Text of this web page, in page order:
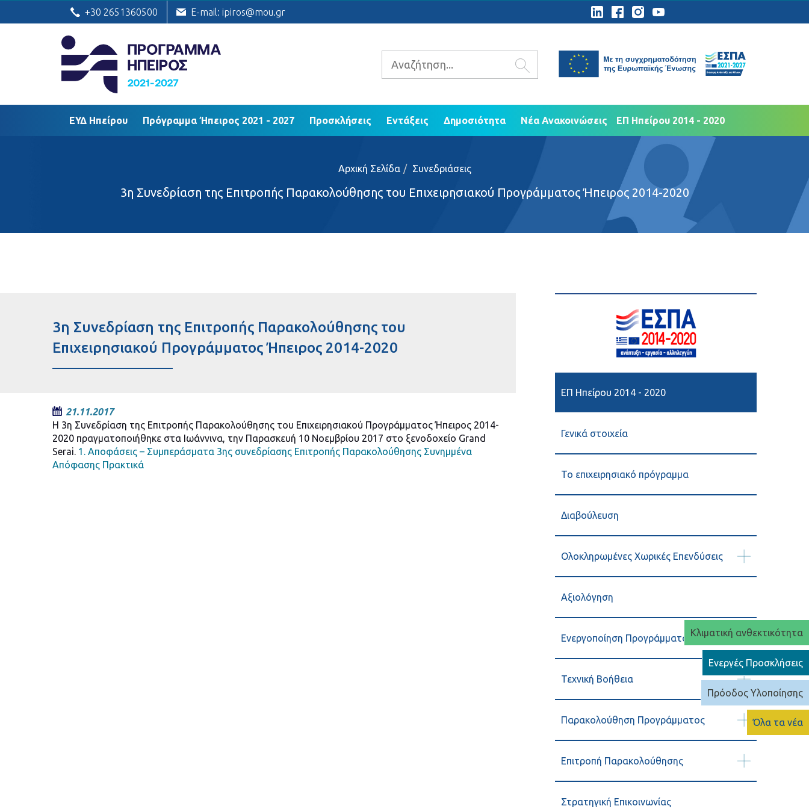
ΕΥΔ Ηπείρου Πρόγραμμα Ήπειρος 2021 - 2027 Δημοσιότητα
Νέα Ανακοινώσεις
Κλιματική ανθεκτικότητα
Ενεργές Προσκλήσεις
Πρόοδος Υλοποίησης
Όλα τα νέα
+30 2651360500 E-mail: ipiros@mou.gr
ΕΥΔ Ηπείρου Πρόγραμμα Ήπειρος 2021 - 2027 Προσκλήσεις Εντάξεις Δημοσιότητα Νέα Ανακοινώσεις ΕΠ Ηπείρου 2014 - 2020
Αρχική Σελίδα Συνεδριάσεις
3η Συνεδρίαση της Επιτροπής Παρακολούθησης του Επιχειρησιακού Προγράμματος Ήπειρος 2014-2020
3η Συνεδρίαση της Επιτροπής Παρακολούθησης του
Επιχειρησιακού Προγράμματος Ήπειρος 2014-2020
21.11.2017
Η 3η Συνεδρίαση της Επιτροπής Παρακολούθησης του Επιχειρησιακού Προγράμματος Ήπειρος 2014-
2020 πραγματοποιήθηκε στα Ιωάννινα, την Παρασκευή 10 Νοεμβρίου 2017 στο ξενοδοχείο Grand
Serai. 1. Αποφάσεις – Συμπεράσματα 3ης συνεδρίασης Επιτροπής Παρακολούθησης Συνημμένα
Απόφασης Πρακτικά
ΕΠ Ηπείρου 2014 - 2020
Γενικά στοιχεία
Το επιχειρησιακό πρόγραμμα
Διαβούλευση
Ολοκληρωμένες Χωρικές Επενδύσεις
Αξιολόγηση
Ενεργοποίηση Προγράμματος
Τεχνική Βοήθεια
Παρακολούθηση Προγράμματος
Επιτροπή Παρακολούθησης
Στρατηγική Επικοινωνίας